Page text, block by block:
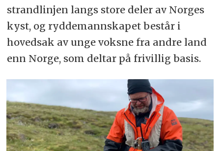
strandlinjen langs store deler av Norges
kyst, og ryddemannskapet består i
hovedsak av unge voksne fra andre land
enn Norge, som deltar på frivillig basis.